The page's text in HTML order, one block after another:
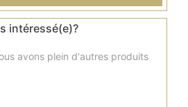
légumes grillés + frites +
10.00€
intéressé(e)?
avons plein d'autres produits